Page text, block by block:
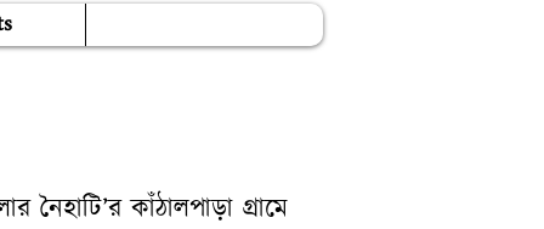
নৈহাটি’র কাঁঠালপাড়া গ্রামে